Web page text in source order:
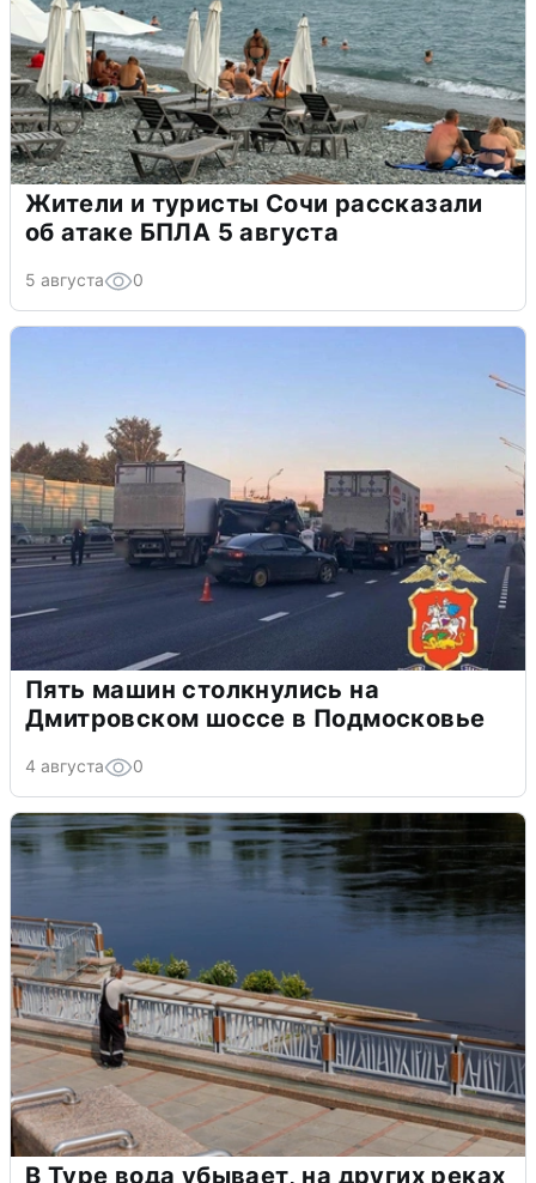
Жители и туристы Сочи рассказали
об атаке БПЛА 5 августа
5 августа 0
Пять машин столкнулись на
Дмитровском шоссе в Подмосковье
4 августа 0
В Туре вода убывает, на других реках